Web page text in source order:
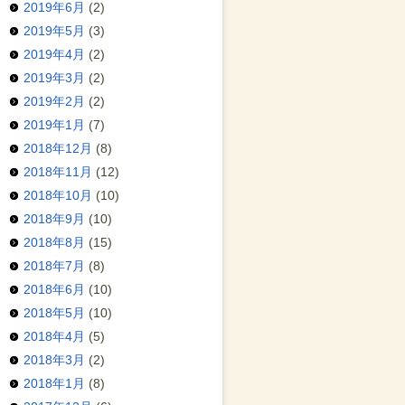
2019年6月 (2)
2019年5月 (3)
2019年4月 (2)
2019年3月 (2)
2019年2月 (2)
2019年1月 (7)
2018年12月 (8)
2018年11月 (12)
2018年10月 (10)
2018年9月 (10)
2018年8月 (15)
2018年7月 (8)
2018年6月 (10)
2018年5月 (10)
2018年4月 (5)
2018年3月 (2)
2018年1月 (8)